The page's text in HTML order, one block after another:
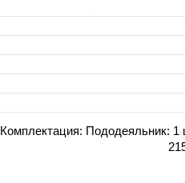
Комплектация: Пододеяльник: